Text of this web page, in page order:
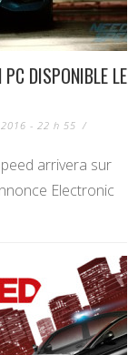
PC DISPONIBLE LE
- 22 h 55 /
arrivera sur
Electronic